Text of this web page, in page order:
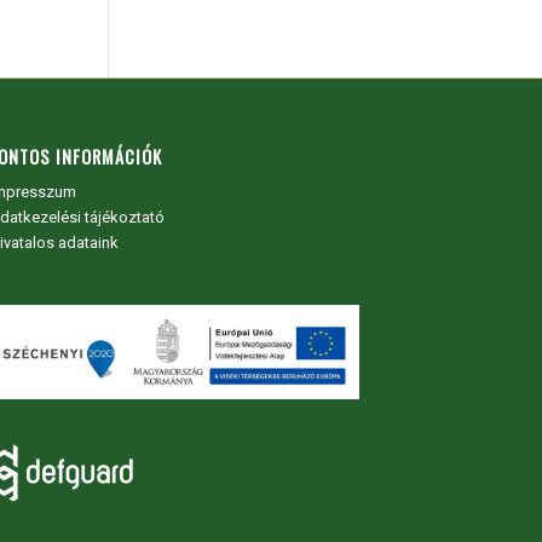
INFORMÁCIÓK
tájékoztató
adataink